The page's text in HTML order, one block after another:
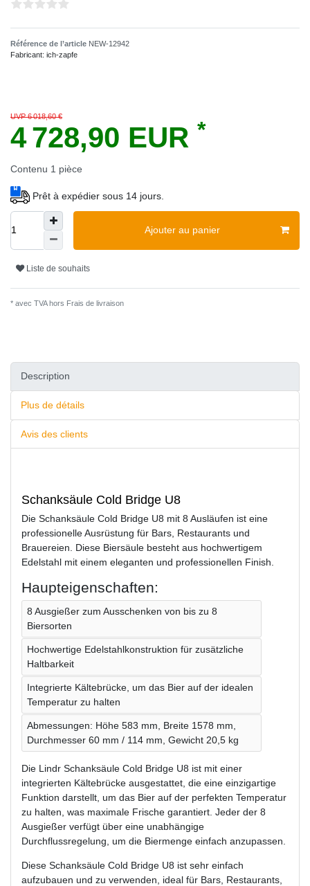
Référence de l’article NEW-12942
Fabricant: ich-zapfe
UVP 6 018,60 €
4 728,90 EUR *
Contenu 1 pièce
Prêt à expédier sous 14 jours.
Ajouter au panier
Liste de souhaits
* avec TVA hors Frais de livraison
Description
Plus de détails
Avis des clients
Schanksäule Cold Bridge U8
Die Schanksäule Cold Bridge U8 mit 8 Ausläufen ist eine
professionelle Ausrüstung für Bars, Restaurants und
Brauereien. Diese Biersäule besteht aus hochwertigem
Edelstahl mit einem eleganten und professionellen Finish.
Haupteigenschaften:
8 Ausgießer zum Ausschenken von bis zu 8
Biersorten
Hochwertige Edelstahlkonstruktion für zusätzliche
Haltbarkeit
Integrierte Kältebrücke, um das Bier auf der idealen
Temperatur zu halten
Abmessungen: Höhe 583 mm, Breite 1578 mm,
Durchmesser 60 mm / 114 mm, Gewicht 20,5 kg
Die Lindr Schanksäule Cold Bridge U8 ist mit einer
integrierten Kältebrücke ausgestattet, die eine einzigartige
Funktion darstellt, um das Bier auf der perfekten Temperatur
zu halten, was maximale Frische garantiert. Jeder der 8
Ausgießer verfügt über eine unabhängige
Durchflussregelung, um die Biermenge einfach anzupassen.
Diese Schanksäule Cold Bridge U8 ist sehr einfach
aufzubauen und zu verwenden, ideal für Bars, Restaurants,